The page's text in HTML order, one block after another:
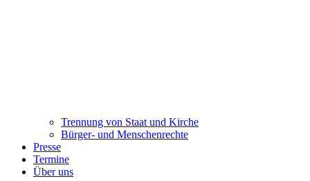
Trennung ​​​​​​​von Staat und Kirche
Bürger- und Menschenrechte
Presse
Termine
Über uns